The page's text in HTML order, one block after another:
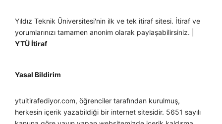
Yıldız Teknik Üniversitesi'nin ilk ve tek itiraf sitesi. İtiraf ve
yorumlarınızı tamamen anonim olarak paylaşabilirsiniz. |
YTÜ İtiraf
Yasal Bildirim
ytuitirafediyor.com, öğrenciler tarafından kurulmuş,
herkesin içerik yazabildiği bir internet sitesidir. 5651 sayılı